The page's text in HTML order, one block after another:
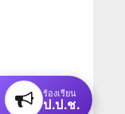
ร้องเรียน
ป.ป.ช.